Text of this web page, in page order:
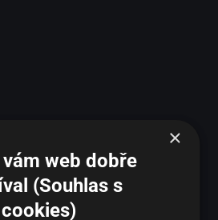
×
web dobře
(Souhlas s
cookies)